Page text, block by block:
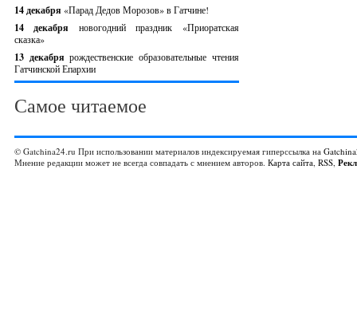
14 декабря «Парад Дедов Морозов» в Гатчине!
14 декабря новогодний праздник «Приоратская
сказка»
13 декабрярождественские образовательные чтения
Гатчинской Епархии
Самое читаемое
© Gatchina24.ru При использовании материалов индексируемая гиперссылка на
Мнение редакции может не всегда совпадать с мнением авторов. Карта сайта, RSS,